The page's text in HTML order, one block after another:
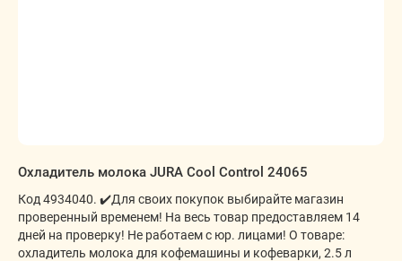
Охладитель молока JURA Cool Control 24065
Код 4934040. ✔️Для своих покупок выбирайте магазин
проверенный временем! На весь товар предоставляем 14
дней на проверку! Не работаем с юр. лицами! О товаре:
охладитель молока для кофемашины и кофеварки, 2.5 л